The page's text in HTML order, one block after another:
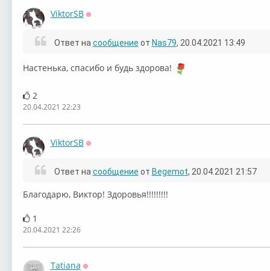
ViktorSB
Ответ на сообщение от Nas79, 20.04.2021 13:49
Настенька, спасибо и будь здорова!
2
20.04.2021 22:23
ViktorSB
Ответ на сообщение от Begemot, 20.04.2021 21:57
Благодарю, Виктор! Здоровья!!!!!!!!!
1
20.04.2021 22:26
Tatiana